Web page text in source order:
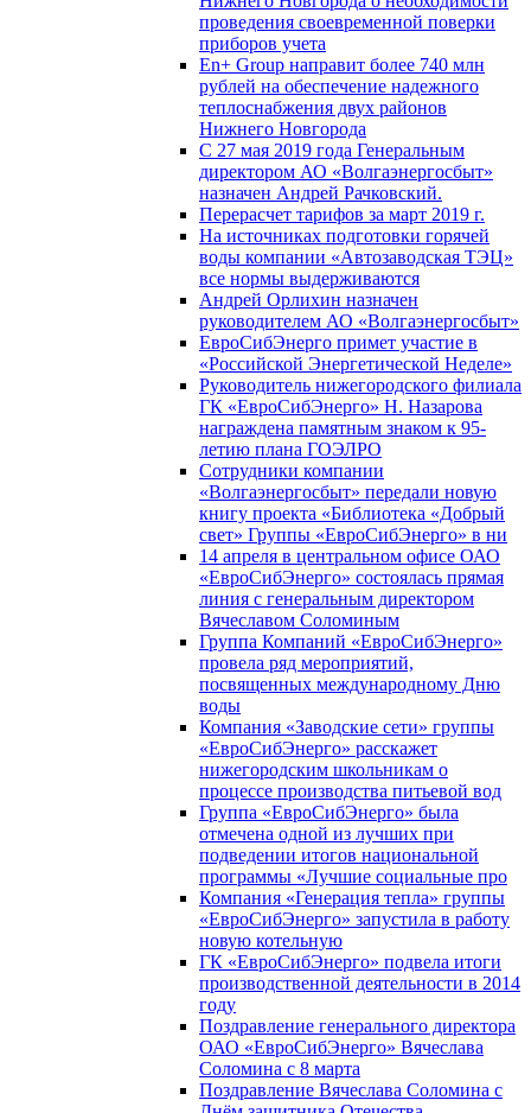
проведения своевременной поверки
приборов учета
En+ Group направит более 740 млн
рублей на обеспечение надежного
теплоснабжения двух районов
Нижнего Новгорода
С 27 мая 2019 года Генеральным
директором АО «Волгаэнергосбыт»
назначен Андрей Рачковский.
Перерасчет тарифов за март 2019 г.
На источниках подготовки горячей
воды компании «Автозаводская ТЭЦ»
все нормы выдерживаются
Андрей Орлихин назначен
руководителем АО «Волгаэнергосбыт»
ЕвроСибЭнерго примет участие в
«Российской Энергетической Неделе»
Руководитель нижегородского филиала
ГК «ЕвроСибЭнерго» Н. Назарова
награждена памятным знаком к 95-
летию плана ГОЭЛРО
Сотрудники компании
«Волгаэнергосбыт» передали новую
книгу проекта «Библиотека «Добрый
свет» Группы «ЕвроСибЭнерго» в ни
14 апреля в центральном офисе ОАО
«ЕвроСибЭнерго» состоялась прямая
линия с генеральным директором
Вячеславом Соломиным
Группа Компаний «ЕвроСибЭнерго»
провела ряд мероприятий,
посвященных международному Дню
воды
Компания «Заводские сети» группы
«ЕвроСибЭнерго» расскажет
нижегородским школьникам о
процессе производства питьевой вод
Группа «ЕвроСибЭнерго» была
отмечена одной из лучших при
подведении итогов национальной
программы «Лучшие социальные про
Компания «Генерация тепла» группы
«ЕвроСибЭнерго» запустила в работу
новую котельную
ГК «ЕвроСибЭнерго» подвела итоги
производственной деятельности в 2014
году
Поздравление генерального директора
ОАО «ЕвроСибЭнерго» Вячеслава
Соломина с 8 марта
Поздравление Вячеслава Соломина с